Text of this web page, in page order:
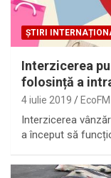
ȘTIRI
Interzicerea
folosință a
4 iulie 2019 EcoFM
Interzicerea
a început să